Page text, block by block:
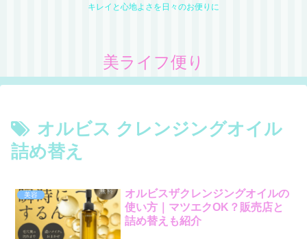
キレイと心地よさを日々のお便りに
美ライフ便り
オルビス クレンジングオイル
詰め替え
美容
オルビスザクレンジングオイルの
使い方｜マツエクOK？販売店と
詰め替えも紹介